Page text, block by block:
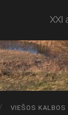
XXI
VIEŠOS KALBOS